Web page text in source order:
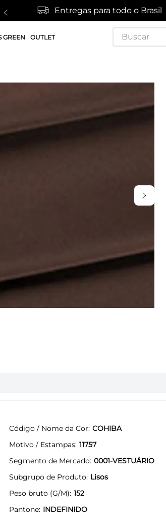
Entregas para todo o Brasil
GREEN OUTLET
Buscar
Código / Nome da Cor COHIBA
Motivo / Estampas 11757
Segmento de Mercado 0001-VESTUÁRIO
Subgrupo de Produto Lisos
Peso bruto (G/M) 152
Pantone INDEFINIDO